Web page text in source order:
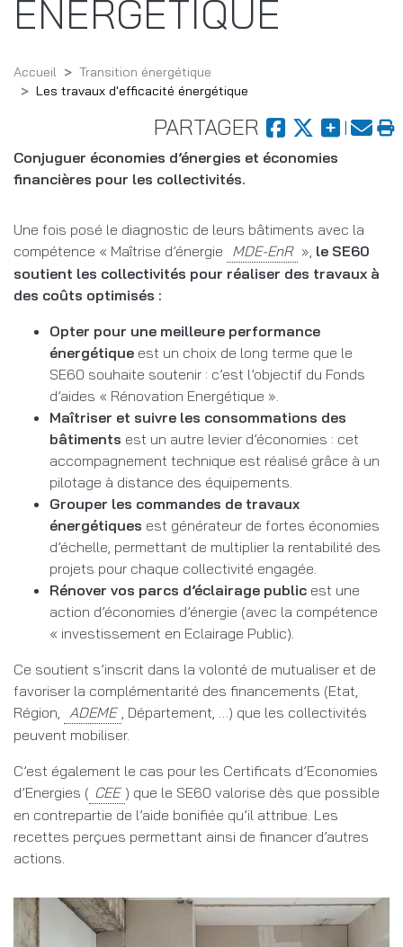
ÉNERGÉTIQUE
Accueil
Transition énergétique
Les travaux d'efficacité énergétique
PARTAGER
Conjuguer économies d’énergies et économies
financières pour les collectivités.
Une fois posé le diagnostic de leurs bâtiments avec la
compétence « Maîtrise d’énergie
», le SE60
soutient les collectivités pour réaliser des travaux à
des coûts optimisés :
Opter pour une meilleure performance
énergétique est un choix de long terme que le
SE60 souhaite soutenir : c’est l’objectif du Fonds
d’aides « Rénovation Energétique ».
Maîtriser et suivre les consommations des
bâtiments est un autre levier d’économies : cet
accompagnement technique est réalisé grâce à un
pilotage à distance des équipements.
Grouper les commandes de travaux
énergétiques est générateur de fortes économies
d’échelle, permettant de multiplier la rentabilité des
projets pour chaque collectivité engagée.
Rénover vos parcs d’éclairage public est une
action d’économies d’énergie (avec la compétence
« investissement en Eclairage Public).
Ce soutient s’inscrit dans la volonté de mutualiser et de
favoriser la complémentarité des financements (Etat,
Région,
, Département, …) que les collectivités
peuvent mobiliser.
C’est également le cas pour les Certificats d’Economies
d’Energies (
) que le SE60 valorise dès que possible
en contrepartie de l’aide bonifiée qu’il attribue. Les
recettes perçues permettant ainsi de financer d’autres
actions.